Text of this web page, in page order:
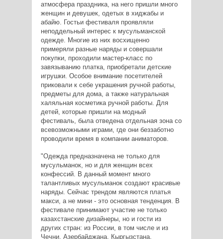
атмосфера праздника, на него пришли много
женщин и девушек, одетых в хиджабы и
абайю. Гостьи фестиваля проявляли
неподдельный интерес к мусульманской
одежде. Многие из них восхищенно
примеряли разные наряды и совершали
покупки, проходили мастер-класс по
завязыванию платка, приобретали детские
игрушки. Особое внимание посетителей
приковали к себе украшения ручной работы,
предметы для дома, а также натуральная
халяльная косметика ручной работы. Для
детей, которые пришли на модный
фестиваль, была отведена отдельная зона со
всевозможными играми, где они беззаботно
проводили время в компании аниматоров.
"Одежда предназначена не только для
мусульманок, но и для женщин всех
конфессий. В данный момент много
талантливых мусульманок создают красивые
наряды. Сейчас трендом являются платья
макси, а не мини - это основная тенденция. В
фестивале принимают участие не только
казахстанские дизайнеры, но и гости из
других стран: из России, в том числе и из
Чечни, Азербайджана, Кыргызстана,